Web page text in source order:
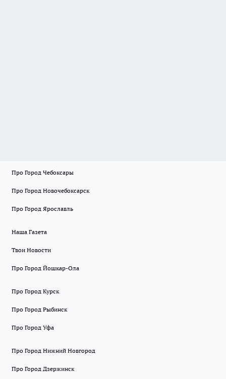
Про Город Чебоксары
Про Город Новочебоксарск
Про Город Ярославль
Наша Газета
Твои Новости
Про Город Йошкар-Ола
Про Город Курск
Про Город Рыбинск
Про Город Уфа
Про Город Нижний Новгород
Про Город Дзержинск